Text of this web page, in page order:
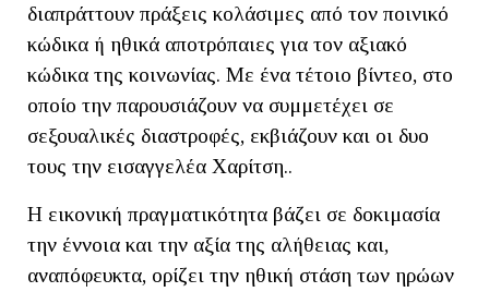
διαπράττουν πράξεις κολάσιμες από τον ποινικό
κώδικα ή ηθικά αποτρόπαιες για τον αξιακό
κώδικα της κοινωνίας. Με ένα τέτοιο βίντεο, στο
οποίο την παρουσιάζουν να συμμετέχει σε
σεξουαλικές διαστροφές, εκβιάζουν και οι δυο
τους την εισαγγελέα Χαρίτση..
Η εικονική πραγματικότητα βάζει σε δοκιμασία
την έννοια και την αξία της αλήθειας και,
αναπόφευκτα, ορίζει την ηθική στάση των ηρώων